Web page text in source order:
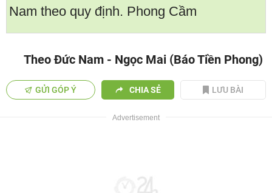
Nam theo quy định. Phong Cầm
Theo Đức Nam - Ngọc Mai (Báo Tiền Phong)
GỬI GÓP Ý CHIA SẺ LƯU BÀI